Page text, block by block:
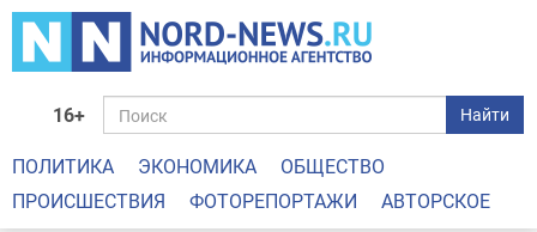
16+ Найти
ПОЛИТИКА ЭКОНОМИКА
ОБЩЕСТВО
ПРОИСШЕСТВИЯ
ФОТОРЕПОРТАЖИ АВТОРСКОЕ